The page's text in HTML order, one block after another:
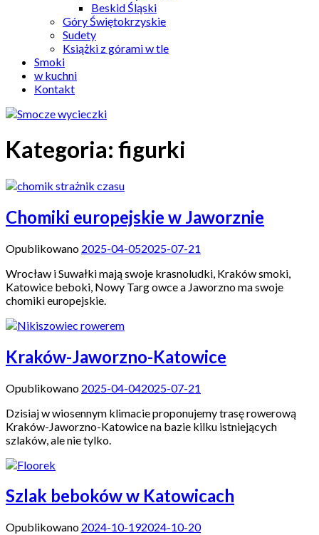
Beskid Śląski
Góry Świętokrzyskie
Sudety
Książki z górami w tle
Smoki
w kuchni
Kontakt
Kategoria: figurki
Chomiki europejskie w Jaworznie
Opublikowano 2025-04-052025-07-21
Wrocław i Suwałki mają swoje krasnoludki, Kraków smoki,
Katowice beboki, Nowy Targ owce a Jaworzno ma swoje
chomiki europejskie.
Kraków-Jaworzno-Katowice
Opublikowano 2025-04-042025-07-21
Dzisiaj w wiosennym klimacie proponujemy trasę rowerową
Kraków-Jaworzno-Katowice na bazie kilku istniejących
szlaków, ale nie tylko.
Szlak beboków w Katowicach
Opublikowano 2024-10-192024-10-20